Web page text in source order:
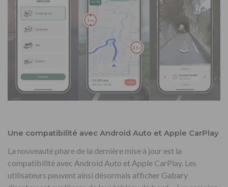
Une compatibilité avec Android Auto et Apple CarPlay
La nouveauté phare de la dernière mise à jour est la
compatibilité avec Android Auto et Apple CarPlay. Les
utilisateurs peuvent ainsi désormais afficher Gabary